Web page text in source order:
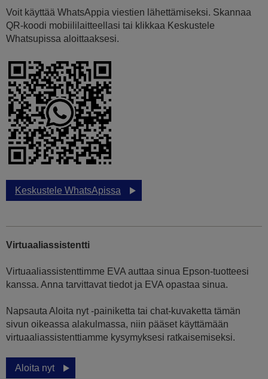
Voit käyttää WhatsAppia viestien lähettämiseksi. Skannaa
QR-koodi mobiililaitteellasi tai klikkaa Keskustele
Whatsupissa aloittaaksesi.
Keskustele WhatsApissa
Virtuaaliassistentti
Virtuaaliassistenttimme EVA auttaa sinua Epson-tuotteesi
kanssa. Anna tarvittavat tiedot ja EVA opastaa sinua.
Napsauta Aloita nyt -painiketta tai chat-kuvaketta tämän
sivun oikeassa alakulmassa, niin pääset käyttämään
virtuaaliassistenttiamme kysymyksesi ratkaisemiseksi.
Aloita nyt